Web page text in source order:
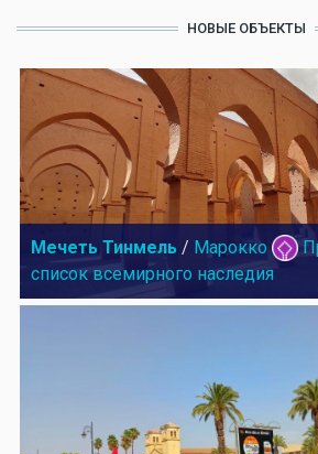
НОВЫЕ ОБЪЕКТЫ
Мечеть Тинмель / Марокко
список всемирного наследия